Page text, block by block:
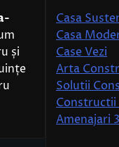
și
Casa
Casa
Case Vezi
Arta
Solutii
Constructii
Amenajari